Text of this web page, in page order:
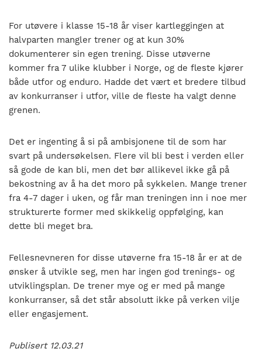
For utøvere i klasse 15-18 år viser kartleggingen at
halvparten mangler trener og at kun 30%
dokumenterer sin egen trening. Disse utøverne
kommer fra 7 ulike klubber i Norge, og de fleste kjører
både utfor og enduro. Hadde det vært et bredere tilbud
av konkurranser i utfor, ville de fleste ha valgt denne
grenen.
Det er ingenting å si på ambisjonene til de som har
svart på undersøkelsen. Flere vil bli best i verden eller
så gode de kan bli, men det bør allikevel ikke gå på
bekostning av å ha det moro på sykkelen. Mange trener
fra 4-7 dager i uken, og får man treningen inn i noe mer
strukturerte former med skikkelig oppfølging, kan
dette bli meget bra.
Fellesnevneren for disse utøverne fra 15-18 år er at de
ønsker å utvikle seg, men har ingen god trenings- og
utviklingsplan. De trener mye og er med på mange
konkurranser, så det står absolutt ikke på verken vilje
eller engasjement.
Publisert 12.03.21